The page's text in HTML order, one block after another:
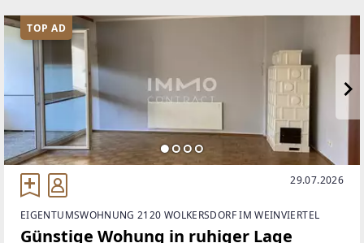
TOP AD
29.07.2026
EIGENTUMSWOHNUNG 2120 WOLKERSDORF IM WEINVIERTEL
Günstige Wohung in ruhiger Lage